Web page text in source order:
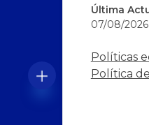
Última
07/08/2026
Políticas
Política